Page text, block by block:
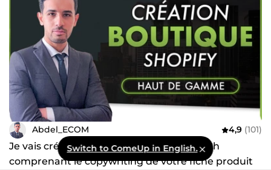
Abdel_ECOM 4,9 (101)
Je vais créer votre boutique shopify en 72h
comprenant le copywriting de votre fiche produit
Switch to ComeUp in English.